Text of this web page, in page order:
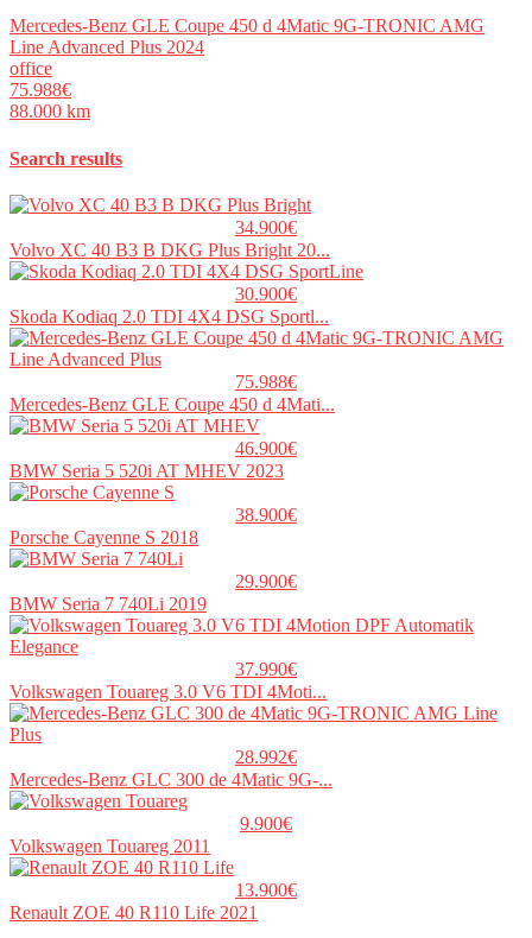
Mercedes-Benz GLE Coupe 450 d 4Matic 9G-TRONIC AMG
Line Advanced Plus 2024
office
75.988€
88.000 km
Search results
34.900€
Volvo XC 40 B3 B DKG Plus Bright 20...
30.900€
Skoda Kodiaq 2.0 TDI 4X4 DSG Sportl...
75.988€
Mercedes-Benz GLE Coupe 450 d 4Mati...
46.900€
BMW Seria 5 520i AT MHEV 2023
38.900€
Porsche Cayenne S 2018
29.900€
BMW Seria 7 740Li 2019
37.990€
Volkswagen Touareg 3.0 V6 TDI 4Moti...
28.992€
Mercedes-Benz GLC 300 de 4Matic 9G-...
9.900€
Volkswagen Touareg 2011
13.900€
Renault ZOE 40 R110 Life 2021